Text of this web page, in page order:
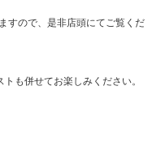
すので、是非店頭にてご覧くだ
も併せてお楽しみください。